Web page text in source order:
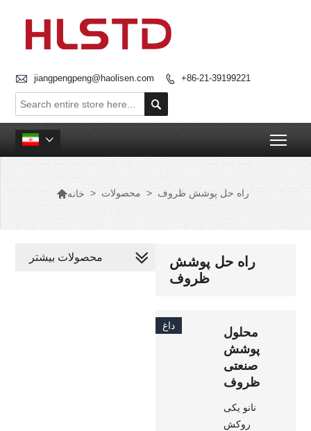
 jiangpengpeng@haolisen.com  +86-21-39199221


خانه > محصولات > راه حل پوشش ظروف
راه حل پوشش
ظروف
داغ
محلول
پوشش
صنعتی
ظروف
نانو یکی
روکش
محصولات بیشتر